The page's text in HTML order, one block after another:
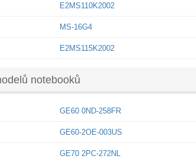
E2MS110K2002
MS-16G4
E2MS115K2002
notebooků
GE60 0ND-258FR
GE60-2OE-003US
GE70 2PC-272NL